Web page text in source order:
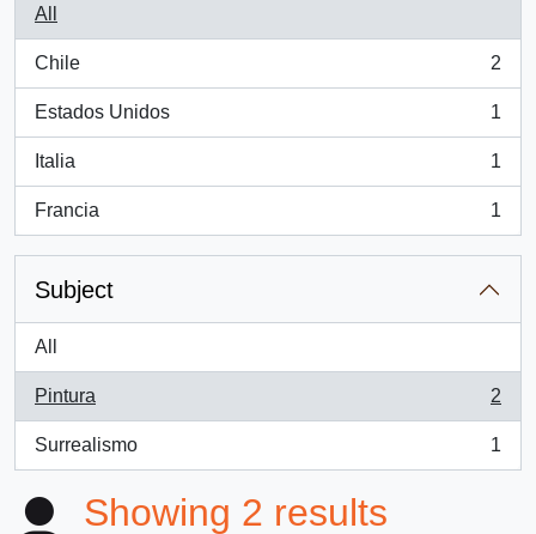
All
Chile
, 2 results
2
Estados Unidos
, 1 results
1
Italia
, 1 results
1
Francia
, 1 results
1
Subject
All
Pintura
, 2 results
2
Surrealismo
, 1 results
1
Showing 2 results